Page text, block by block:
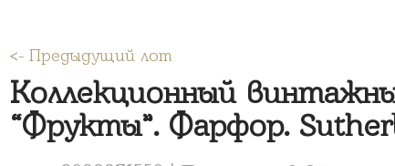
<- Предыдущий лот
Коллекционный
“Фрукты”. Фарфор.